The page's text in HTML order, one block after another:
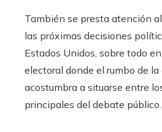
También se presta atención
las próximas decisiones
Estados Unidos, sobre todo
electoral donde el rumbo de
acostumbra a situarse entre
principales del debate público.